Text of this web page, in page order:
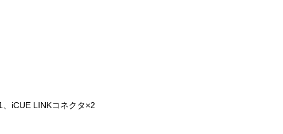
iCUE LINKコネクタ×2